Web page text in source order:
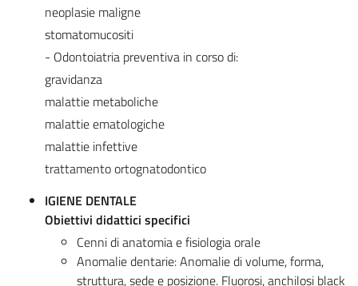
neoplasie maligne
stomatomucositi
- Odontoiatria preventiva in corso di:
gravidanza
malattie metaboliche
malattie ematologiche
malattie infettive
trattamento ortognatodontico
IGIENE DENTALE
Obiettivi didattici specifici
Cenni di anatomia e fisiologia orale
Anomalie dentarie: Anomalie di volume, forma,
struttura, sede e posizione. Fluorosi, anchilosi black